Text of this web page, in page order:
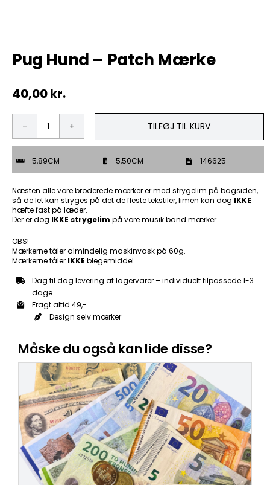
ØL & Spiritus
Andre Mærker
Tøj & Andre Varer
Pug Hund – Patch Mærke
40,00kr.
Pug
Hund
Patch
Mærke
antal
TILFØJ TIL KURV
5,89CM 5,50CM 146625
Næsten alle vore broderede mærker er med strygelim på bagsiden,
så de let kan stryges på det de fleste tekstiler, limen kan dog IKKE
hæfte fast på læder.
Der er dog IKKE strygelim på vore musik band mærker.
OBS!
Mærkerne tåler almindelig maskinvask på 60g.
Mærkerne tåler IKKE blegemiddel.
Dag til dag levering af lagervarer – individuelt tilpassede 1-3
dage
Fragt altid 49,-
Design selv mærker
Måske du også kan lide disse?